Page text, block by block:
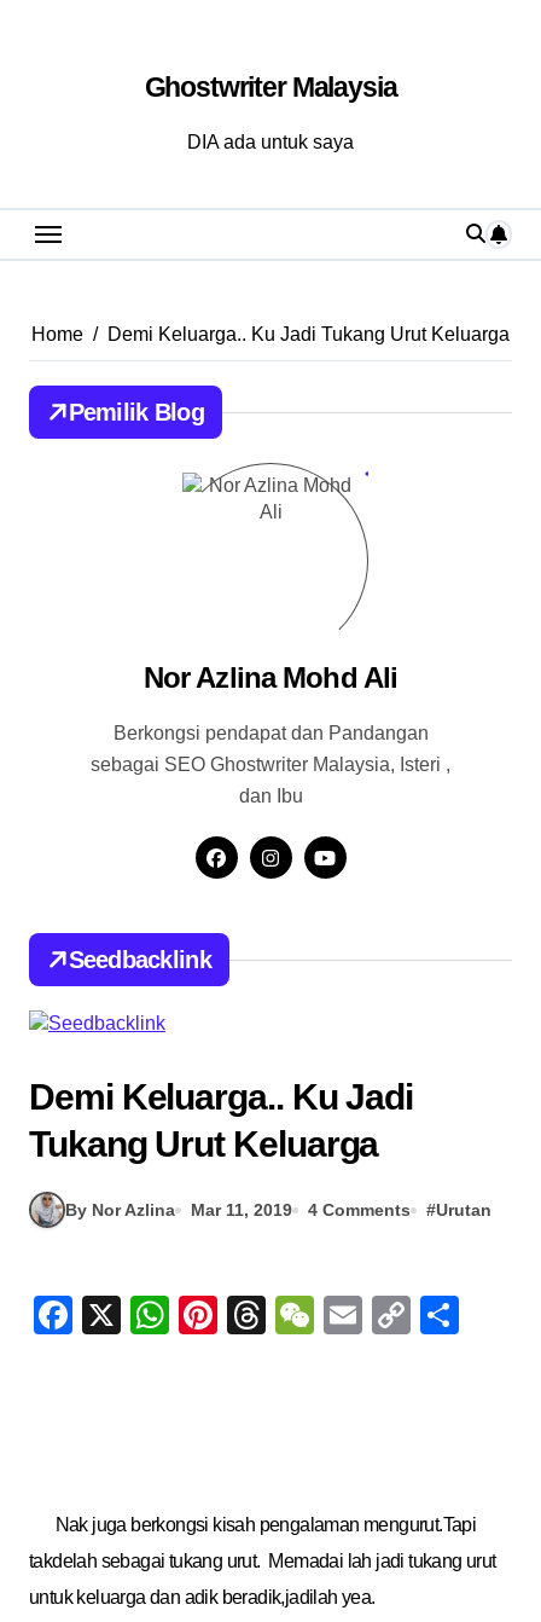
Ghostwriter Malaysia
DIA ada untuk saya
Home Demi Keluarga.. Ku Jadi Tukang Urut Keluarga
Pemilik Blog
Nor Azlina Mohd Ali
Berkongsi pendapat dan Pandangan
sebagai SEO Ghostwriter Malaysia, Isteri ,
dan Ibu
Seedbacklink
Demi Keluarga.. Ku Jadi
Tukang Urut Keluarga
By Nor Azlina Mar 11, 2019 4 Comments #Urutan
Facebook
X WhatsApp
Pinterest
Threads
WeChat
EmailCopy
Nak juga berkongsi kisah pengalaman mengurut.Tapi
takdelah sebagai tukang urut. Memadai lah jadi tukang urut
untuk keluarga dan adik beradik,jadilah yea.